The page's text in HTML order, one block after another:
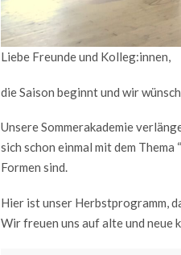
Liebe Freunde und Kolleg:innen,
die Saison beginnt und wir
Unsere Sommerakademie
sich schon einmal mit dem
Formen sind.
Hier ist unser Herbstprogramm,
Wir freuen uns auf alte und neue